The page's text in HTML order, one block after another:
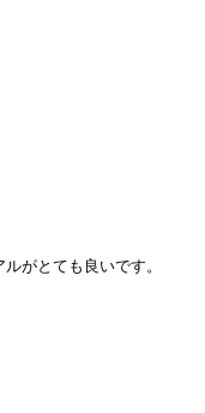
がとても良いです。